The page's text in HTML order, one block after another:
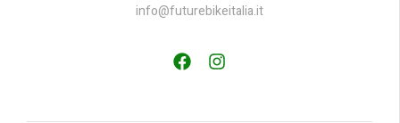
info@futurebikeitalia.it